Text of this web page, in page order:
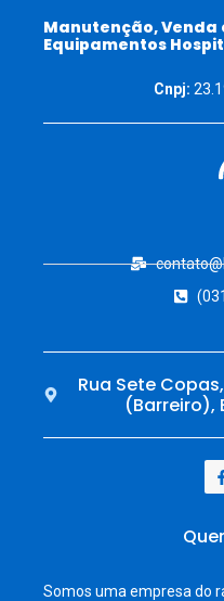
Manutenção, Venda
Equipamentos
Cnpj:
Rua Sete
(Barreiro),
Somos uma empresa do